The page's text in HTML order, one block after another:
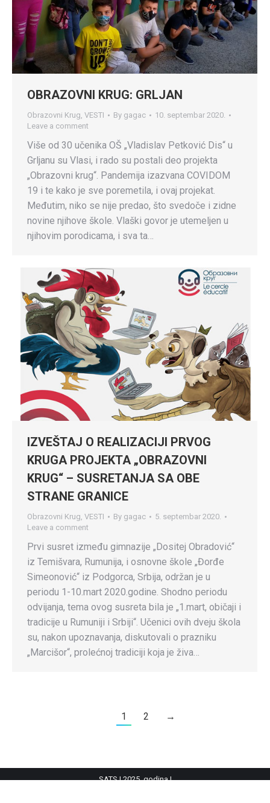
OBRAZOVNI KRUG: GRLJAN
Obrazovni Krug VESTI By gagac
10. septembar 2020.
Leave a comment
Više od 30 učenika OŠ „Vladislav Petković Dis“ u
Grljanu su Vlasi, i rado su postali deo projekta
„Obrazovni krug“. Pandemija izazvana COVIDOM
19 i te kako je sve poremetila, i ovaj projekat.
Međutim, niko se nije predao, što svedoče i zidne
novine njihove škole. Vlaški govor je utemeljen u
njihovim porodicama, i sva ta…
IZVEŠTAJ O REALIZACIJI PRVOG
KRUGA PROJEKTA „OBRAZOVNI
KRUG“ – SUSRETANJA SA OBE
STRANE GRANICE
Obrazovni Krug VESTI By gagac
5. septembar 2020.
Leave a comment
Prvi susret između gimnazije „Dositej Obradović“
iz Temišvara, Rumunija, i osnovne škole „Đorđe
Simeonović“ iz Podgorca, Srbija, održan je u
periodu 1-10.mart 2020.godine. Shodno periodu
odvijanja, tema ovog susreta bila je „1.mart, običaji i
tradicije u Rumuniji i Srbiji“. Učenici ovih dveju škola
su, nakon upoznavanja, diskutovali o prazniku
„Marcišor“, prolećnoj tradiciji koja je živa…
1 2 →
SATS | 2025. godina |